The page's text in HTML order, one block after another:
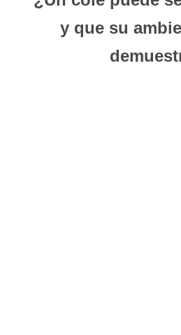
y que su